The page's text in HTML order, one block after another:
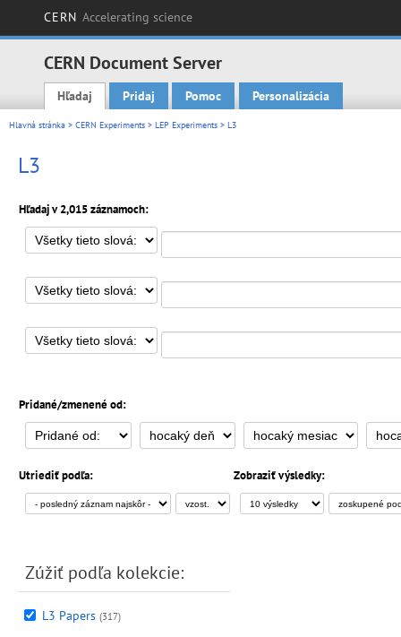
CERN Accelerating science
CERN Document Server
Main menu
Hľadaj Pridaj Pomoc Personalizácia
Hlavná stránka > CERN Experiments > LEP Experiments > L3
L3
Hľadaj v 2,015 záznamoch:
Pridané/zmenené od:
Utriediť podľa: Zobraziť výsledky:
Zúžiť podľa kolekciе:
L3 Papers (317)